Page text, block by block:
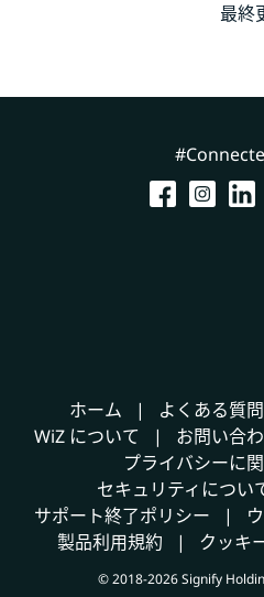
最終
ホーム よくある質問
WiZ について
お問い合
プライバシーに
セキュリティについ
サポート終了ポリシー
製品利用規約
クッキ
© 2018-2026 Signify